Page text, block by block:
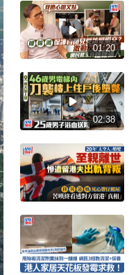
01:20
02:38